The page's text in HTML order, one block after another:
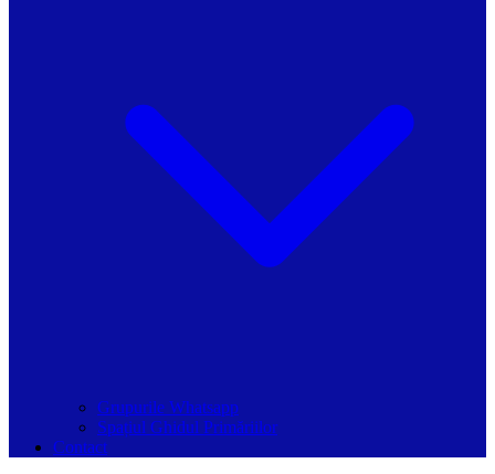
Grupurile Whatsapp
Spațiul Ghidul Primăriilor
Contact